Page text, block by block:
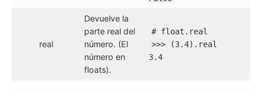
real
Devuelve la
parte real del
número. (El
número en
floats).
# float.real
>>> (3.4).real
3.4